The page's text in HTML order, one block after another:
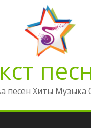
песен Хиты Музыка